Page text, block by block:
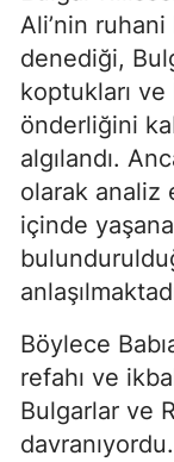
Ali’nin
denediği,
koptukları
önderliğini
algılandı.
olarak analiz
içinde
Böylece
refahı ve
Bulgarlar ve